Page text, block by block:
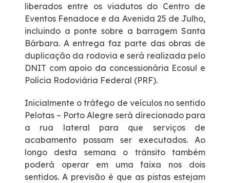
Atendimento
Deficiente Auditivo e de Fala
Fale Conosco
Dúvidas
Fornecedores
Trabalhe Conosco
liberados entre os viadutos do Centro de
Eventos Fenadoce e da Avenida 25 de Julho,
incluindo a ponte sobre a barragem Santa
Bárbara. A entrega faz parte das obras de
duplicação da rodovia e será realizada pelo
DNIT com apoio da concessionária Ecosul e
Polícia Rodoviária Federal (PRF).
Inicialmente o tráfego de veículos no sentido
Pelotas – Porto Alegre será direcionado para
a rua lateral para que serviços de
acabamento possam ser executados. Ao
longo desta semana o trânsito também
poderá operar em uma faixa nos dois
sentidos. A previsão é que as pistas estejam